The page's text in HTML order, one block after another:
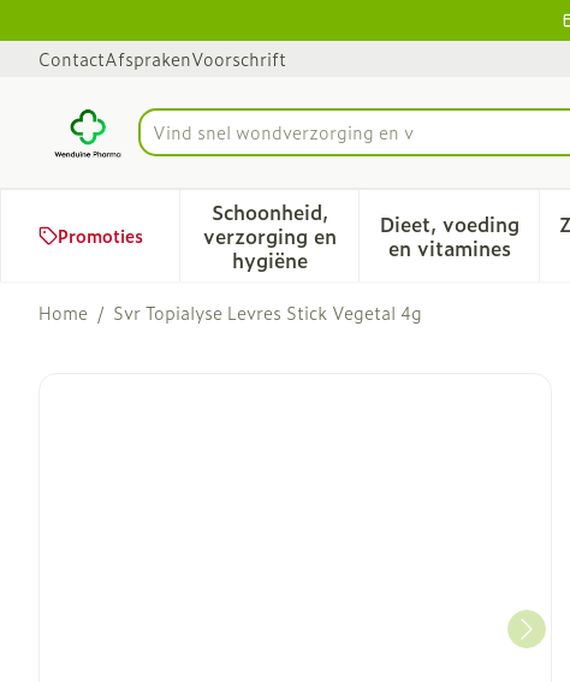
ContactAfsprakenVoorschrift
Product, merk, categorie...
V
Promoties
Schoonheid,
verzorging en
hygiëne
Toon submenu voor
Dieet, voeding
en vitamines
Toon
Home / Svr Topialyse Levres Stick Vegetal 4g
Svr Topialyse Levres